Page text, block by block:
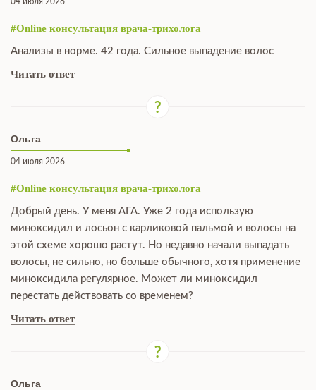
#Online консультация врача-трихолога
Анализы в норме. 42 года. Сильное выпадение волос
Читать ответ
Ольга
04 июля 2026
#Online консультация врача-трихолога
Добрый день. У меня АГА. Уже 2 года использую
миноксидил и лосьон с карликовой пальмой и волосы на
этой схеме хорошо растут. Но недавно начали выпадать
волосы, не сильно, но больше обычного, хотя применение
миноксидила регулярное. Может ли миноксидил
перестать действовать со временем?
Читать ответ
Ольга